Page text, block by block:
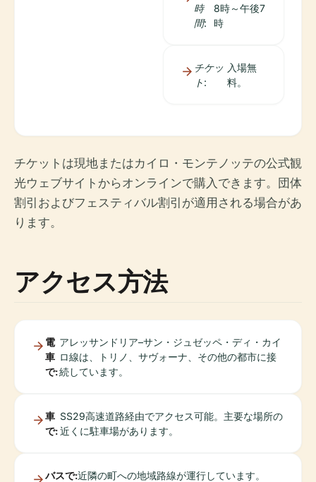
時
間:
8時～午後7
時
チケッ
ト:
入場無
料。
チケットは現地またはカイロ・モンテノッテの公式観
光ウェブサイトからオンラインで購入できます。団体
割引およびフェスティバル割引が適用される場合があ
ります。
アクセス方法
電
車
で:
アレッサンドリア–サン・ジュゼッペ・ディ・カイ
ロ線は、トリノ、サヴォーナ、その他の都市に接
続しています。
車
で:
SS29高速道路経由でアクセス可能。主要な場所の
近くに駐車場があります。
バスで:近隣の町への地域路線が運行しています。